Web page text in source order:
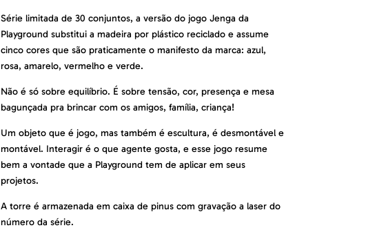
Série limitada de 30 conjuntos, a versão do jogo Jenga da
Playground substitui a madeira por plástico reciclado e assume
cinco cores que são praticamente o manifesto da marca: azul,
rosa, amarelo, vermelho e verde.
Não é só sobre equilíbrio. É sobre tensão, cor, presença e mesa
bagunçada pra brincar com os amigos, família, criança!
Um objeto que é jogo, mas também é escultura, é desmontável e
montável. Interagir é o que agente gosta, e esse jogo resume
bem a vontade que a Playground tem de aplicar em seus
projetos.
A torre é armazenada em caixa de pinus com gravação a laser do
número da série.